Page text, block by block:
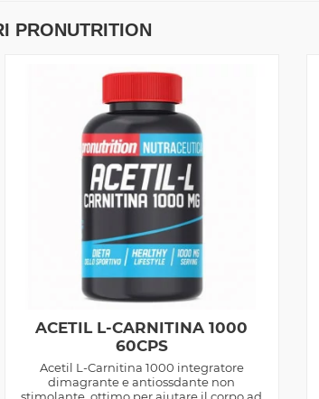
PRONUTRITION
ACETIL L-CARNITINA 1000
60CPS
Acetil L-Carnitina 1000 integratore
dimagrante e antiossdante non